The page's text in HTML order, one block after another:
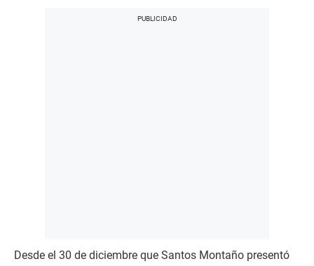
Desde el 30 de diciembre que Santos Montaño presentó